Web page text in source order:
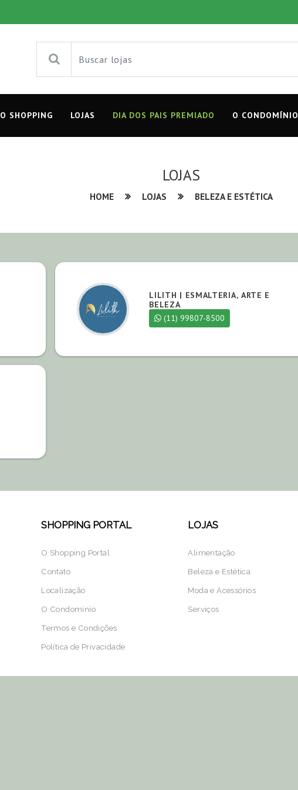
O SHOPPING LOJAS DIA DOS PAIS PREMIADO O CONDOMÍNIO
LOJAS
HOME LOJAS BELEZA E ESTÉTICA
LILITH | ESMALTERIA, ARTE E
BELEZA
(11) 99807-8500
SHOPPING PORTAL
O Shopping Portal
Contato
Localização
O Condomínio
Termos e Condições
Política de Privacidade
LOJAS
Alimentação
Beleza e Estética
Moda e Acessórios
Serviços